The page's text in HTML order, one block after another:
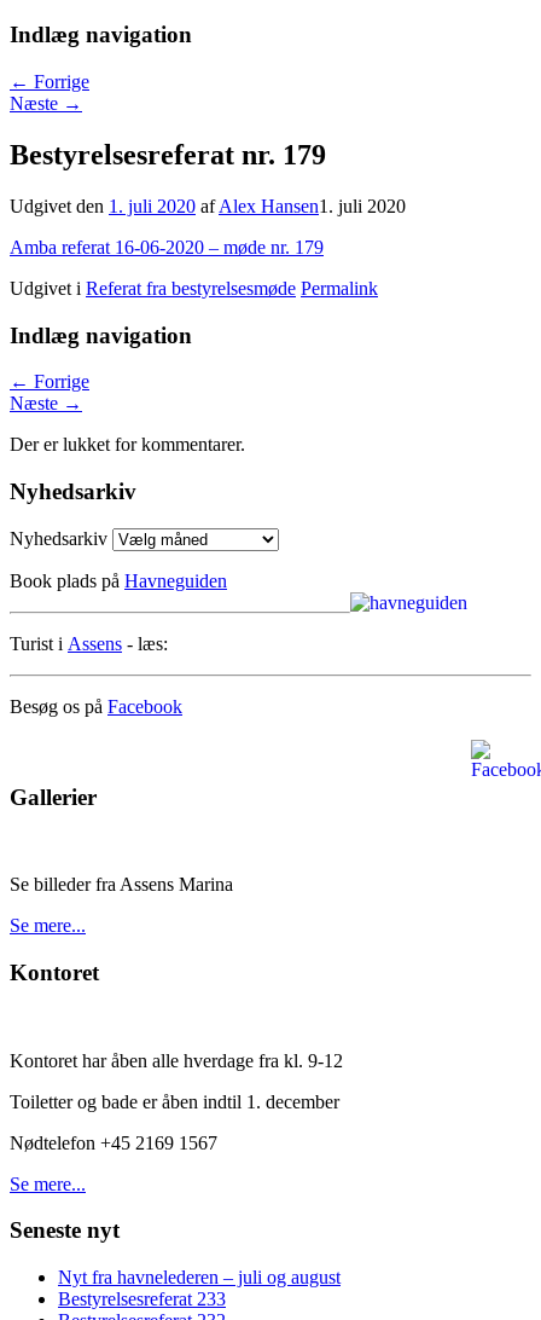
Indlæg navigation
← Forrige
Næste →
Bestyrelsesreferat nr. 179
Udgivet den 1. juli 2020 afAlex Hansen1. juli 2020
Amba referat 16-06-2020 – møde nr. 179
Udgivet i Referat fra bestyrelsesmøde Permalink
Indlæg navigation
← Forrige
Næste →
Der er lukket for kommentarer.
Nyhedsarkiv
Nyhedsarkiv
Book plads på Havneguiden
Turist i Assens - læs:
Besøg os på Facebook
Gallerier
Se billeder fra Assens Marina
Se mere...
Kontoret
Kontoret har åben alle hverdage fra kl. 9-12
Toiletter og bade er åben indtil 1. december
Nødtelefon +45 2169 1567
Se mere...
Seneste nyt
Nyt fra havnelederen – juli og august
Bestyrelsesreferat 233